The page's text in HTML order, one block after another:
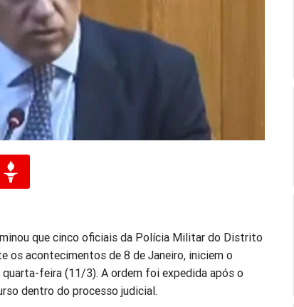
no
que cinco oficiais da Polícia Militar do Distrito
os acontecimentos de 8 de Janeiro, iniciem o
feira (11/3). A ordem foi expedida após o
dentro do processo judicial.